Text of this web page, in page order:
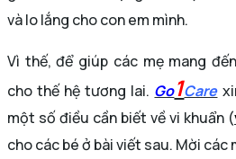
và lo lắng cho con em mình.
Vì thế, để giúp các mẹ mang
cho thế hệ tương lai. Go1Care
một số điều cần biết về vi khuẩn (
cho các bé ở bài viết sau. Mời các